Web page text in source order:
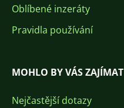
Oblíbené inzeráty
Pravidla používání
MOHLO BY VÁS ZAJÍMAT
Nejčastější dotazy